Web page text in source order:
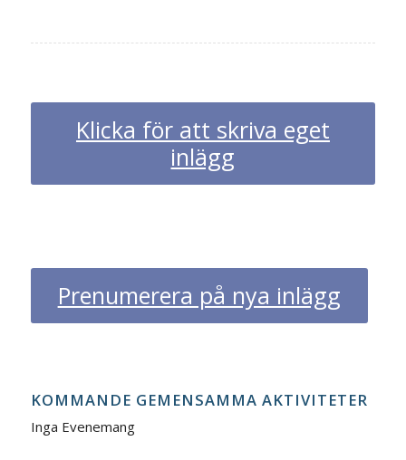
Klicka för att skriva eget
inlägg
Prenumerera på nya inlägg
KOMMANDE GEMENSAMMA AKTIVITETER
Inga Evenemang